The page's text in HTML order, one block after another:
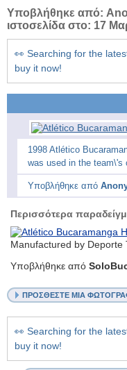
Υποβλήθηκε από:
ιστοσελίδα στο: 17
👀 Searching for the
buy it now!
1998 Atlético
was used in the team\'s
Υποβλήθηκε από
Περισσότερα
Manufactured by Deporte
Υποβλήθηκε από
ΠΡΟΣΘΈΣΤΕ ΜΙΑ
👀 Searching for the
buy it now!